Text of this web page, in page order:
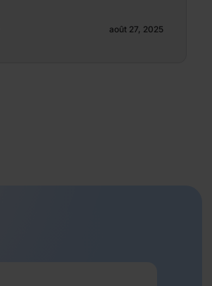
août 27, 2025